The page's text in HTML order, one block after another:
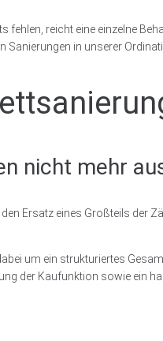
fehlen, reicht eine einzelne
in unserer
nicht mehr
Ersatz eines Großteils der
um ein strukturiertes
der Kaufunktion sowie ein